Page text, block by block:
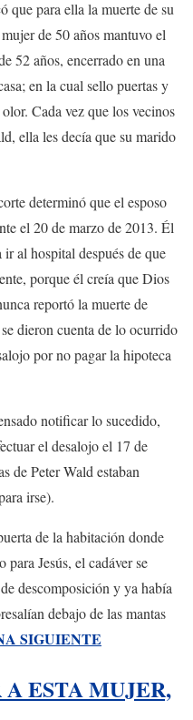
para ella la muerte de su
de 50 años mantuvo el
52 años, encerrado en una
en la cual sello puertas y
Cada vez que los vecinos
ella les decía que su marido
determinó que el esposo
el 20 de marzo de 2013. Él
ir al hospital después de que
porque él creía que Dios
reportó la muerte de
dieron cuenta de lo ocurrido
por no pagar la hipoteca
notificar lo sucedido,
el desalojo el 17 de
de Peter Wald estaban
irse).
de la habitación donde
para Jesús, el cadáver se
descomposición y ya había
debajo de las mantas
SIGUIENTE
ESTA MUJER,